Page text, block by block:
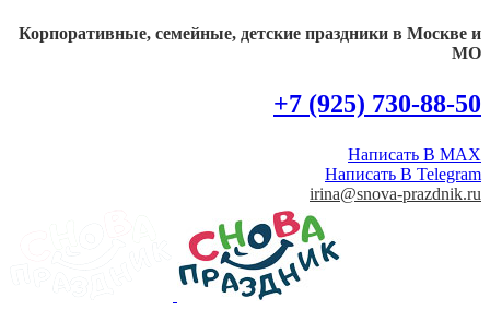
Корпоративные, семейные, детские праздники в Москве и
МО
+7 (925) 730-88-50
Написать В MAX
Написать В Telegram
irina@snova-prazdnik.ru